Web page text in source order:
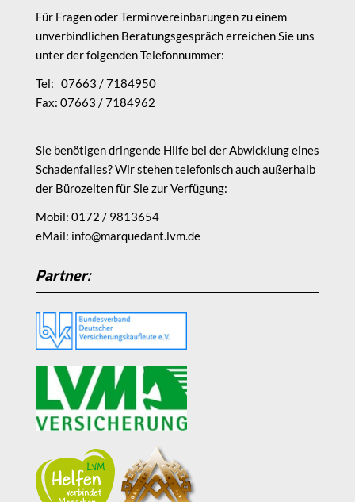
Für Fragen oder Terminvereinbarungen zu einem
unverbindlichen Beratungsgespräch erreichen Sie uns
unter der folgenden Telefonnummer:
Tel: 07663 / 7184950
Fax: 07663 / 7184962
Sie benötigen dringende Hilfe bei der Abwicklung eines
Schadenfalles? Wir stehen telefonisch auch außerhalb
der Bürozeiten für Sie zur Verfügung:
Mobil: 0172 / 9813654
eMail: info@marquedant.lvm.de
Partner: